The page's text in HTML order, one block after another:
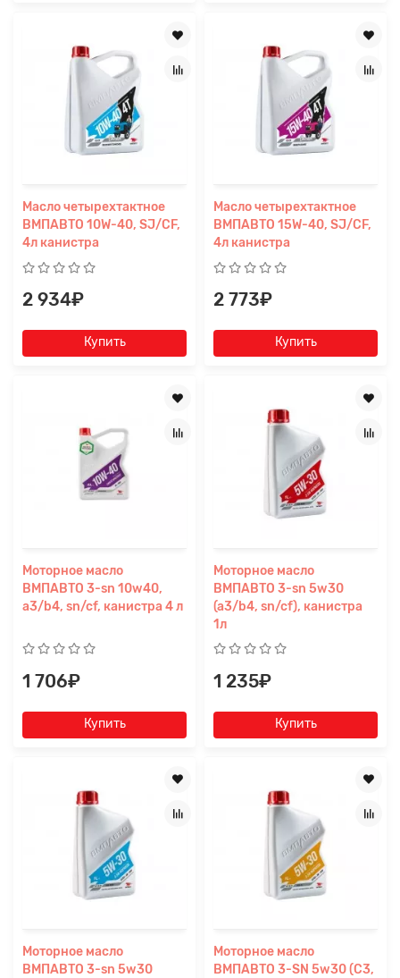
Масло четырехтактное
ВМПАВТО 10W-40, SJ/CF,
4л канистра
2 934₽
Купить
Масло четырехтактное
ВМПАВТО 15W-40, SJ/CF,
4л канистра
2 773₽
Купить
Моторное масло
ВМПАВТО 3-sn 10w40,
a3/b4, sn/cf, канистра 4 л
1 706₽
Купить
Моторное масло
ВМПАВТО 3-sn 5w30
(a3/b4, sn/cf), канистра
1л
1 235₽
Купить
Моторное масло
ВМПАВТО 3-sn 5w30
Моторное масло
ВМПАВТО 3-SN 5w30 (C3,
Заявка на расчет